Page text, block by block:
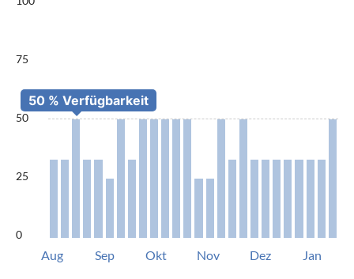
75
50
25
0
Aug Sep Okt Nov Dez Jan